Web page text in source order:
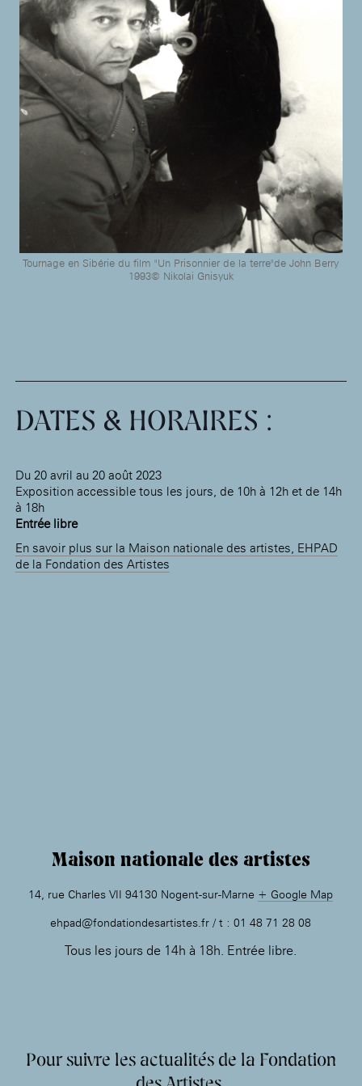
Tournage en Sibérie du film "Un Prisonnier de la terre"de John Berry
1993© Nikolai Gnisyuk
DATES & HORAIRES :
Du 20 avril au 20 août 2023
Exposition accessible tous les jours, de 10h à 12h et de 14h
à 18h
Entrée libre
En savoir plus sur la Maison nationale des artistes, EHPAD
de la Fondation des Artistes
Maison nationale des artistes
14, rue Charles VII 94130 Nogent-sur-Marne + Google Map
ehpad@fondationdesartistes.fr / t : 01 48 71 28 08
Tous les jours de 14h à 18h. Entrée libre.
Pour suivre les actualités de la Fondation